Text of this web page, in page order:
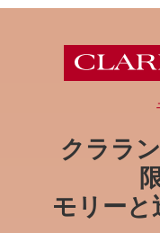
クララ
モリーと